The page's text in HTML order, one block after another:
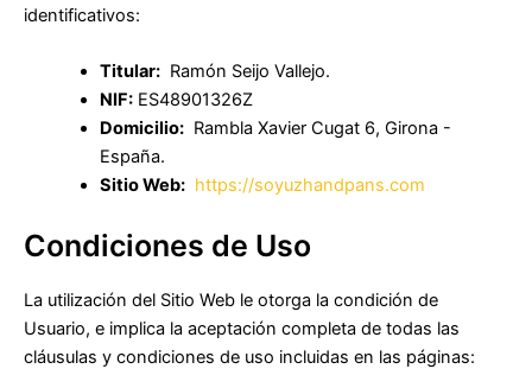
identificativos:
Titular:Ramón Seijo Vallejo.
NIF:ES48901326Z
Domicilio:Rambla Xavier Cugat 6, Girona -
España.
Sitio Web: https://soyuzhandpans.com
Condiciones de Uso
La utilización del Sitio Web le otorga la condición de
Usuario, e implica la aceptación completa de todas las
cláusulas y condiciones de uso incluidas en las páginas: